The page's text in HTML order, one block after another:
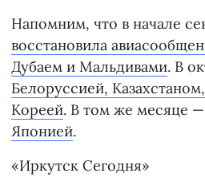
Напомним, что в начале
восстановила
Дубаем и Мальдивами. В
Белоруссией,
Кореей. В том же месяце —
Японией.
«Иркутск Сегодня»